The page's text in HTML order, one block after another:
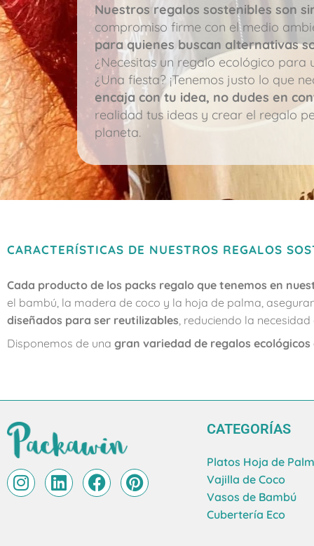
Nuestros regalos sostenibles son
compromiso firme con el medio
para quienes buscan alternativas
¿Necesitas un regalo ecológico
¿Una fiesta? ¡Tenemos justo lo que
encaja con tu idea, no dudes en
realidad tus ideas y crear el regalo
planeta.
CARACTERÍSTICAS DE NUESTROS REGALOS
Cada producto de los packs regalo que tenemos en
el bambú, la madera de coco y la hoja de palma,
diseñados para ser reutilizables , reduciendo la
Disponemos de una gran variedad de regalos
I
n
L
i
F
a
P
i
CATEGORÍAS
Platos Hoja de
Vajilla de Coco
Vasos de Bambú
Cubertería Eco